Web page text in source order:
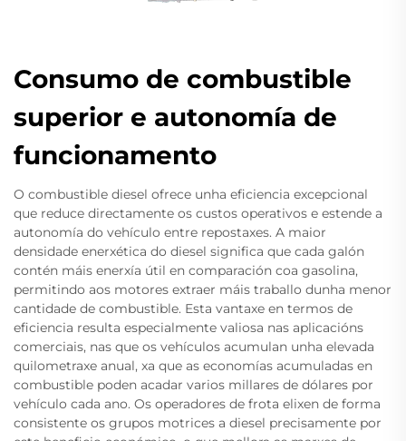
Consumo de combustible
superior e autonomía de
funcionamento
O combustible diesel ofrece unha eficiencia excepcional
que reduce directamente os custos operativos e estende a
autonomía do vehículo entre repostaxes. A maior
densidade enerxética do diesel significa que cada galón
contén máis enerxía útil en comparación coa gasolina,
permitindo aos motores extraer máis traballo dunha menor
cantidade de combustible. Esta vantaxe en termos de
eficiencia resulta especialmente valiosa nas aplicacións
comerciais, nas que os vehículos acumulan unha elevada
quilometraxe anual, xa que as economías acumuladas en
combustible poden acadar varios millares de dólares por
vehículo cada ano. Os operadores de frota elixen de forma
consistente os grupos motrices a diesel precisamente por